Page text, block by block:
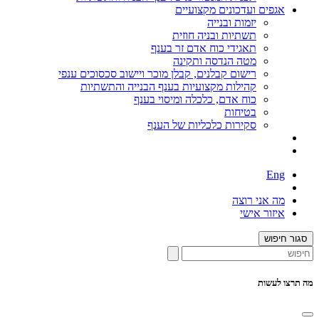
אגפים ועדכונים מקצועיים
יזמות ובנייה
תשתיות ובניה חוזית
תאגידי כוח אדם זר בענף
מטה הנדסה ותקינה
רישום קבלנים, קבלן מוכר ויישוב סכסוכים ענפי
קהילות מקצועיות בענף הבנייה והתשתיות
כוח אדם, כלכלה ומיסוי בענף
בטיחות
סקירות כלכליות של הענף
Eng
מה אני רוצה
איזור אישי
סגור חיפוש
מה תרצו לעשות